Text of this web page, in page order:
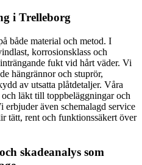
i Trelleborg
både material och metod. I
korrosionsklass och
fukt vid hårt väder. Vi
hängrännor och stuprör,
av utsatta plåtdetaljer. Våra
läkt till toppbeläggningar och
även schemalagd service
tätt, rent och funktionssäkert över
skadeanalys som